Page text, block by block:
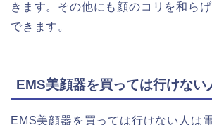
きます。その他にも顔のコリを和ら
できます。
EMS美顔器を買っては行けない
EMS美顔器を買っては行けない人は